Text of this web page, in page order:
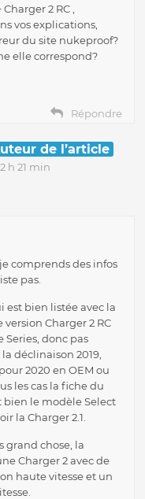
2 RC ,
vos explications,
du site nukeproof?
elle correspond?
Répondre
de l’article
h 21 min
comprends des infos
pas.
est bien listée avec la
version Charger 2 RC
donc pas
déclinaison 2019,
2020 en OEM ou
les cas la fiche du
bien le modèle Select
la Charger 2.1.
grand chose, la
Charger 2 avec de
haute vitesse et un